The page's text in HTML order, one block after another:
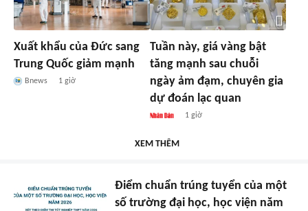
Xuất khẩu của Đức sang
Trung Quốc giảm mạnh
Bnews 1 giờ
Tuần này, giá vàng bật
tăng mạnh sau chuỗi
ngày ảm đạm, chuyên gia
dự đoán lạc quan
1 giờ
XEM THÊM
Điểm chuẩn trúng tuyển của một
số trường đại học, học viện năm